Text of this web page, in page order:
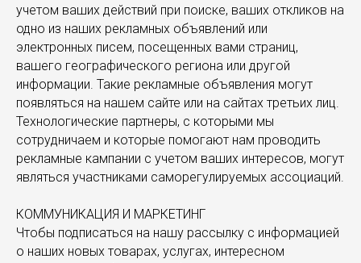
учетом ваших действий при поиске, ваших откликов на
одно из наших рекламных объявлений или
электронных писем, посещенных вами страниц,
вашего географического региона или другой
информации. Такие рекламные объявления могут
появляться на нашем сайте или на сайтах третьих лиц.
Технологические партнеры, с которыми мы
сотрудничаем и которые помогают нам проводить
рекламные кампании с учетом ваших интересов, могут
являться участниками саморегулируемых ассоциаций.
КОММУНИКАЦИЯ И МАРКЕТИНГ
Чтобы подписаться на нашу рассылку с информацией
о наших новых товарах, услугах, интересном